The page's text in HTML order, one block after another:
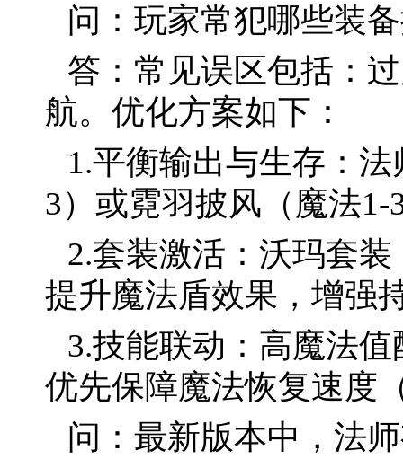
问：玩家常犯哪些装
答：常见误区包括：
航。优化方案如下：
1.平衡输出与生存：
3）或霓羽披风（魔法1-
2.套装激活：沃玛套
提升魔法盾效果，增强
3.技能联动：高魔法
优先保障魔法恢复速度
问：最新版本中，法